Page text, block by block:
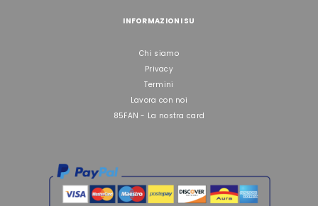
INFORMAZIONI SU
Chi siamo
Privacy
Termini
Lavora con noi
85FAN - La nostra card